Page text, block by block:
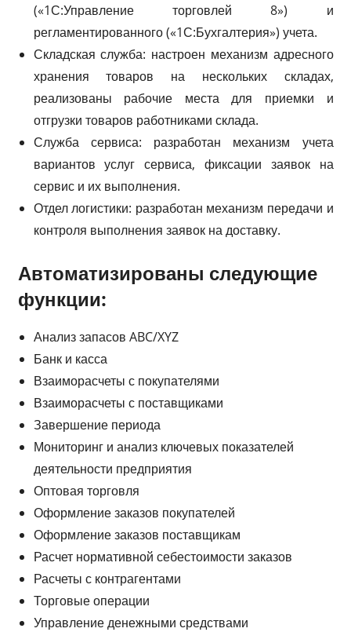
(«1С:Управление торговлей 8») и
регламентированного («1С:Бухгалтерия») учета.
Складская служба: настроен механизм адресного
хранения товаров на нескольких складах,
реализованы рабочие места для приемки и
отгрузки товаров работниками склада.
Служба сервиса: разработан механизм учета
вариантов услуг сервиса, фиксации заявок на
сервис и их выполнения.
Отдел логистики: разработан механизм передачи и
контроля выполнения заявок на доставку.
Автоматизированы следующие
функции:
Анализ запасов ABC/XYZ
Банк и касса
Взаиморасчеты с покупателями
Взаиморасчеты с поставщиками
Завершение периода
Мониторинг и анализ ключевых показателей
деятельности предприятия
Оптовая торговля
Оформление заказов покупателей
Оформление заказов поставщикам
Расчет нормативной себестоимости заказов
Расчеты с контрагентами
Торговые операции
Управление денежными средствами